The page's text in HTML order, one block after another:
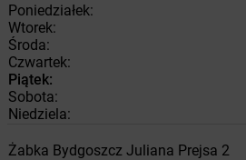
Poniedziałek:
Wtorek:
Środa:
Czwartek:
Piątek:
Sobota:
Niedziela:
Żabka Bydgoszcz Juliana Prejsa 2